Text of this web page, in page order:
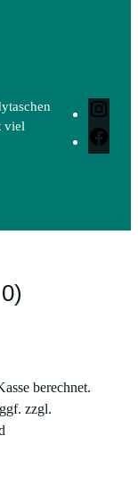
viel
berechnet.
zzgl.